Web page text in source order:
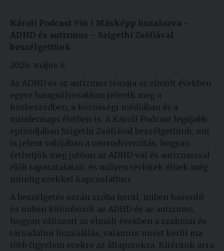
Károli Podcast #36 | Másképp huzalozva –
ADHD és autizmus – Szigethi Zsófiával
beszélgettünk
2026. május 6.
Az ADHD és az autizmus témája az elmúlt években
egyre hangsúlyosabban jelenik meg a
közbeszédben, a közösségi médiában és a
mindennapi életben is. A Károli Podcast legújabb
epizódjában Szigethi Zsófiával beszélgettünk, mit
is jelent valójában a neurodiverzitás, hogyan
érthetjük meg jobban az ADHD-val és autizmussal
élők tapasztalatait, és milyen tévhitek élnek még
mindig ezekkel kapcsolatban.
A beszélgetés során szóba kerül, miben hasonlít
és miben különbözik az ADHD és az autizmus,
hogyan változott az elmúlt években a szakmai és
társadalmi hozzáállás, valamint miért kerül ma
több figyelem ezekre az állapotokra. Kitérünk arra